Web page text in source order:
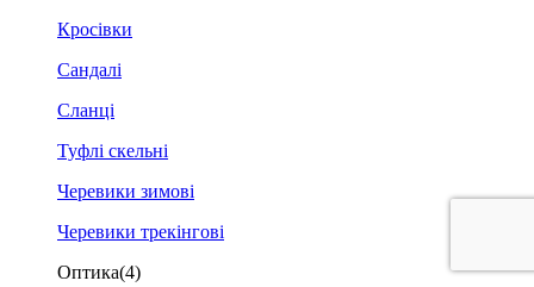
Кросівки
Сандалі
Сланці
Туфлі скельні
Черевики зимові
Черевики трекінгові
Оптика(4)